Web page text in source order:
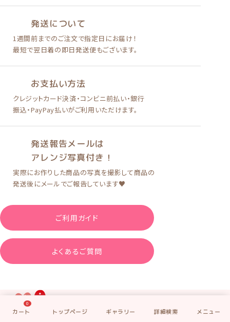
発送について
1週間前までのご注文で指定日にお届け！
最短で翌日着の即日発送便もございます。
お支払い方法
クレジットカード決済・コンビニ前払い・銀行
振込・PayPay払いがご利用いただけます。
発送報告メールは
アレンジ写真付き！
実際にお作りした商品の写真を撮影して商品の
発送後に メールでご報告しています♥
ご利用ガイド
よくあるご質問
0